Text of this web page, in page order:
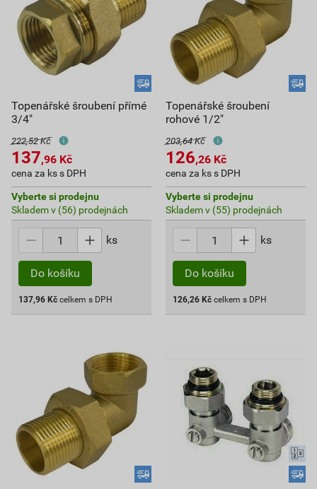
Topenářské šroubení přímé
3/4"
222,52 Kč
137,96 Kč
cena za ks s DPH
Vyberte si prodejnu
Skladem v (56) prodejnách
ks
Do košíku
137,96 Kč celkem s DPH
Topenářské šroubení
rohové 1/2"
203,64 Kč
126,26 Kč
cena za ks s DPH
Vyberte si prodejnu
Skladem v (55) prodejnách
ks
Do košíku
126,26 Kč celkem s DPH